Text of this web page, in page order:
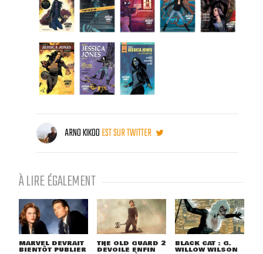
ARNO KIKOOEST SUR TWITTER
À LIRE ÉGALEMENT
MARVEL DEVRAIT
BIENTÔT PUBLIER
THE OLD GUARD 2
DÉVOILE ENFIN
BLACK CAT : G.
WILLOW WILSON